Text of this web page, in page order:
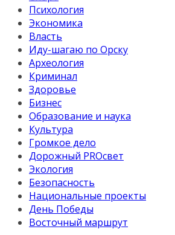
Психология
Экономика
Власть
Иду-шагаю по Орску
Археология
Криминал
Здоровье
Бизнес
Образование и наука
Культура
Громкое дело
Дорожный PROсвет
Экология
Безопасность
Национальные проекты
День Победы
Восточный маршрут